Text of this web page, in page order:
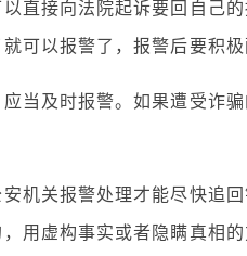
直接向法院起诉要回自己
可以报警了，报警后要积
当及时报警。如果遭受诈
机关报警处理才能尽快追
用虚构事实或者隐瞒真相